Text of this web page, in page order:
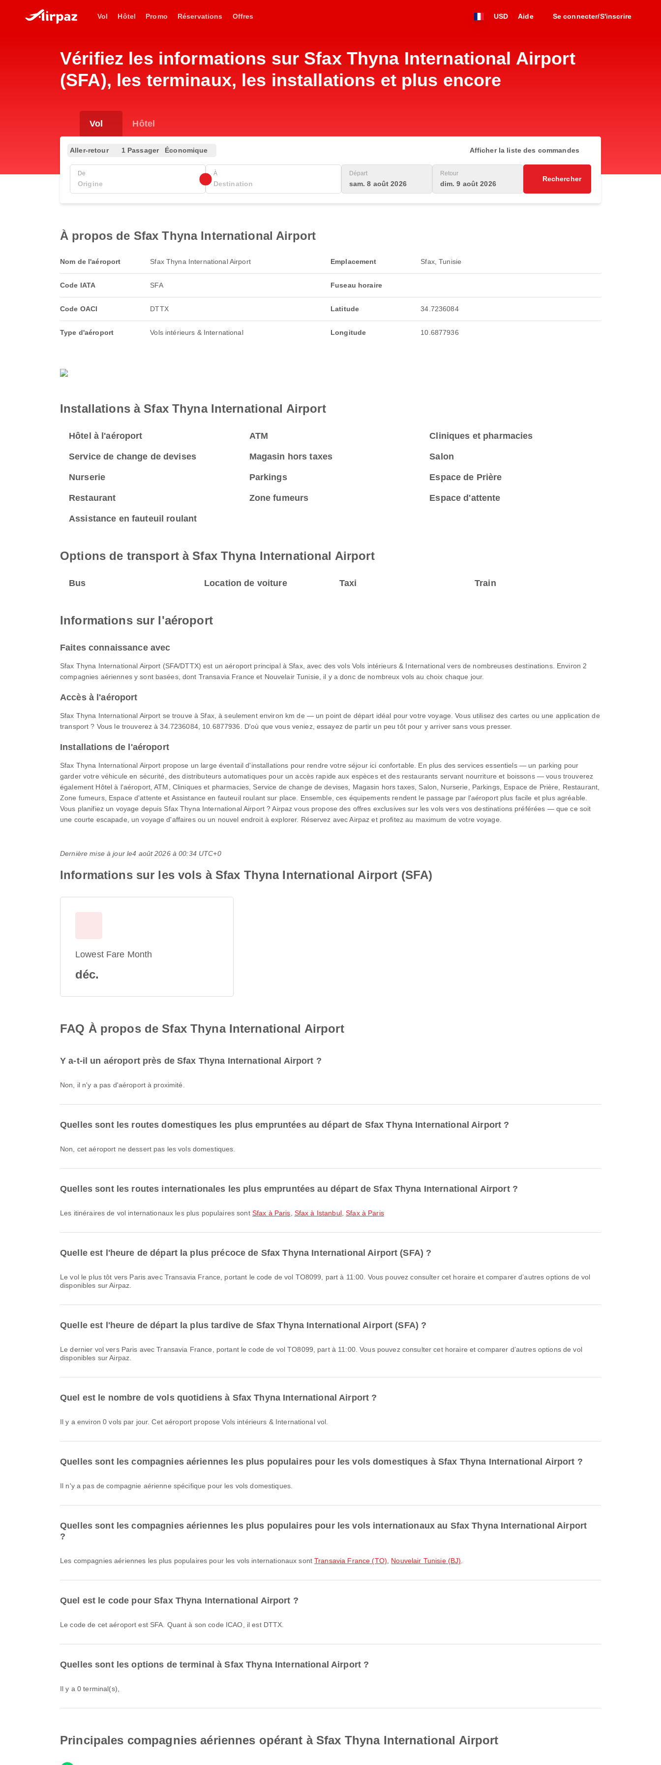
Vol Hôtel Promo Réservations Offres USD Aide Se connecter/S'inscrire
Vérifiez les informations sur Sfax Thyna International Airport
(SFA), les terminaux, les installations et plus encore
Vol Hôtel
Aller-retour 1 Passager Économique Afficher la liste des commandes
De À Départ
sam. 8 août 2026
Retour
dim. 9 août 2026
Rechercher
À propos de Sfax Thyna International Airport
Nom de l'aéroport Sfax Thyna International Airport
Code IATA SFA
Code OACI DTTX
Type d'aéroport Vols intérieurs & International
Emplacement Sfax, Tunisie
Fuseau horaire
Latitude 34.7236084
Longitude 10.6877936
Installations à Sfax Thyna International Airport
Hôtel à l'aéroport ATM Cliniques et pharmacies
Service de change de devises Magasin hors taxes Salon
Nurserie Parkings Espace de Prière
Restaurant Zone fumeurs Espace d'attente
Assistance en fauteuil roulant
Options de transport à Sfax Thyna International Airport
Bus Location de voiture Taxi Train
Informations sur l'aéroport
Faites connaissance avec
Sfax Thyna International Airport (SFA/DTTX) est un aéroport principal à Sfax, avec des vols Vols intérieurs & International vers de nombreuses destinations. Environ 2
compagnies aériennes y sont basées, dont Transavia France et Nouvelair Tunisie, il y a donc de nombreux vols au choix chaque jour.
Accès à l'aéroport
Sfax Thyna International Airport se trouve à Sfax, à seulement environ km de — un point de départ idéal pour votre voyage. Vous utilisez des cartes ou une application de
transport ? Vous le trouverez à 34.7236084, 10.6877936. D'où que vous veniez, essayez de partir un peu tôt pour y arriver sans vous presser.
Installations de l'aéroport
Sfax Thyna International Airport propose un large éventail d'installations pour rendre votre séjour ici confortable. En plus des services essentiels — un parking pour
garder votre véhicule en sécurité, des distributeurs automatiques pour un accès rapide aux espèces et des restaurants servant nourriture et boissons — vous trouverez
également Hôtel à l'aéroport, ATM, Cliniques et pharmacies, Service de change de devises, Magasin hors taxes, Salon, Nurserie, Parkings, Espace de Prière, Restaurant,
Zone fumeurs, Espace d'attente et Assistance en fauteuil roulant sur place. Ensemble, ces équipements rendent le passage par l'aéroport plus facile et plus agréable.
Vous planifiez un voyage depuis Sfax Thyna International Airport ? Airpaz vous propose des offres exclusives sur les vols vers vos destinations préférées — que ce soit
une courte escapade, un voyage d'affaires ou un nouvel endroit à explorer. Réservez avec Airpaz et profitez au maximum de votre voyage.
Dernière mise à jour le4 août 2026 à 00:34 UTC+0
Informations sur les vols à Sfax Thyna International Airport (SFA)
Lowest Fare Month
déc.
FAQ À propos de Sfax Thyna International Airport
Y a-t-il un aéroport près de Sfax Thyna International Airport ?
Non, il n'y a pas d'aéroport à proximité.
Quelles sont les routes domestiques les plus empruntées au départ de Sfax Thyna International Airport ?
Non, cet aéroport ne dessert pas les vols domestiques.
Quelles sont les routes internationales les plus empruntées au départ de Sfax Thyna International Airport ?
Les itinéraires de vol internationaux les plus populaires sont Sfax à Paris Sfax à Istanbul,Sfax à Paris
Quelle est l'heure de départ la plus précoce de Sfax Thyna International Airport (SFA) ?
Le vol le plus tôt vers Paris avec Transavia France, portant le code de vol TO8099, part à 11:00. Vous pouvez consulter cet horaire et comparer d’autres options de vol
disponibles sur Airpaz.
Quelle est l'heure de départ la plus tardive de Sfax Thyna International Airport (SFA) ?
Le dernier vol vers Paris avec Transavia France, portant le code de vol TO8099, part à 11:00. Vous pouvez consulter cet horaire et comparer d’autres options de vol
disponibles sur Airpaz.
Quel est le nombre de vols quotidiens à Sfax Thyna International Airport ?
Il y a environ 0 vols par jour. Cet aéroport propose Vols intérieurs & International vol.
Quelles sont les compagnies aériennes les plus populaires pour les vols domestiques à Sfax Thyna International Airport ?
Il n'y a pas de compagnie aérienne spécifique pour les vols domestiques.
Quelles sont les compagnies aériennes les plus populaires pour les vols internationaux au Sfax Thyna International Airport
?
Les compagnies aériennes les plus populaires pour les vols internationaux sontTransavia France (TO) Nouvelair Tunisie (BJ)
Quel est le code pour Sfax Thyna International Airport ?
Le code de cet aéroport est SFA. Quant à son code ICAO, il est DTTX.
Quelles sont les options de terminal à Sfax Thyna International Airport ?
Il y a 0 terminal(s),
Principales compagnies aériennes opérant à Sfax Thyna International Airport